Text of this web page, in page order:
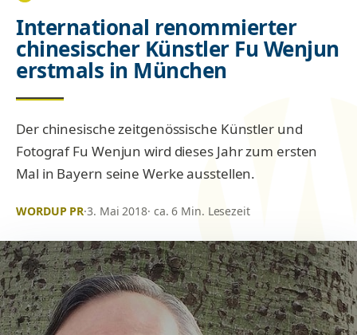
International renommierter
chinesischer Künstler Fu Wenjun
erstmals in München
Der chinesische zeitgenössische Künstler und
Fotograf Fu Wenjun wird dieses Jahr zum ersten
Mal in Bayern seine Werke ausstellen.
WORDUP PR·3. Mai 2018· ca. 6 Min. Lesezeit